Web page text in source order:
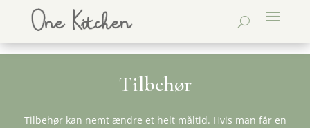
Tilbehør
Tilbehør kan nemt ændre et helt måltid. Hvis man får en